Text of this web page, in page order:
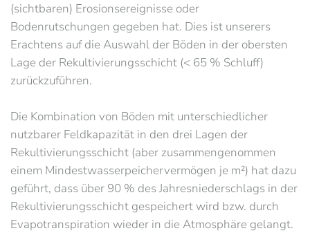
(sichtbaren) Erosionsereignisse oder
Bodenrutschungen gegeben hat. Dies ist unserers
Erachtens auf die Auswahl der Böden in der obersten
Lage der Rekultivierungsschicht (< 65 % Schluff)
zurückzuführen.
Die Kombination von Böden mit unterschiedlicher
nutzbarer Feldkapazität in den drei Lagen der
Rekultivierungsschicht (aber zusammengenommen
einem Mindestwasserpeichervermögen je m²) hat dazu
geführt, dass über 90 % des Jahresniederschlags in der
Rekultivierungsschicht gespeichert wird bzw. durch
Evapotranspiration wieder in die Atmosphäre gelangt.